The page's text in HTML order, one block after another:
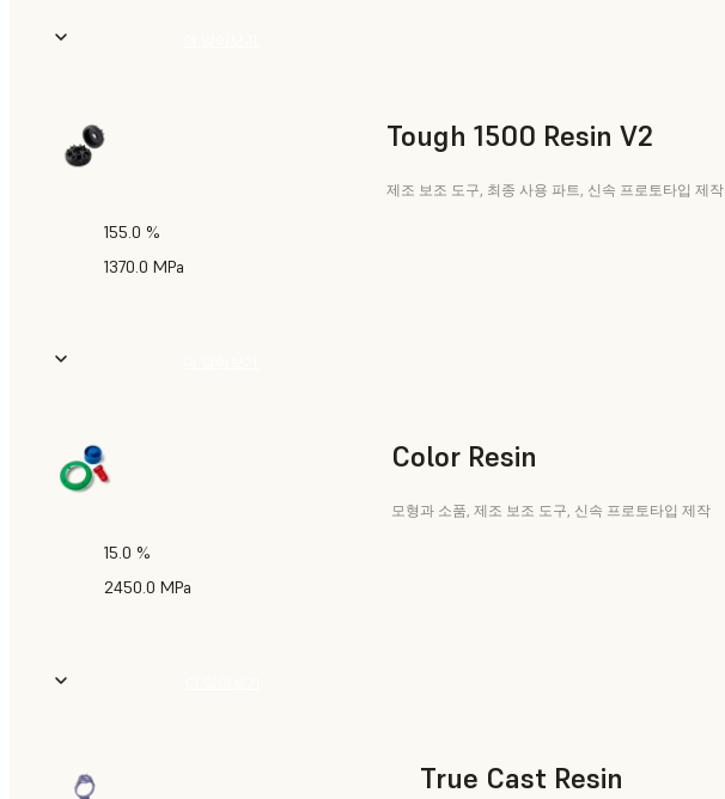
Tough 1500 Resin V2
제조 보조 도구, 최종 사용 파트, 신속 프로토타입 제작
155.0 %
1370.0 MPa
Color Resin
모형과 소품, 제조 보조 도구, 신속 프로토타입 제작
15.0 %
2450.0 MPa
True Cast Resin